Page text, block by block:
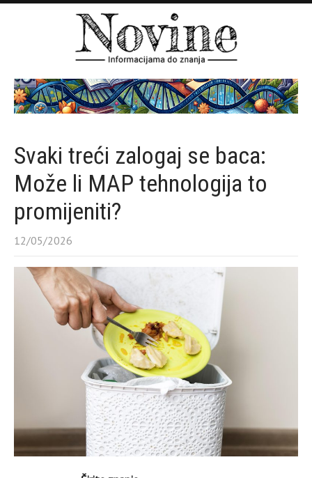
Svaki treći zalogaj se baca:
Može li MAP tehnologija to
promijeniti?
12/05/2026